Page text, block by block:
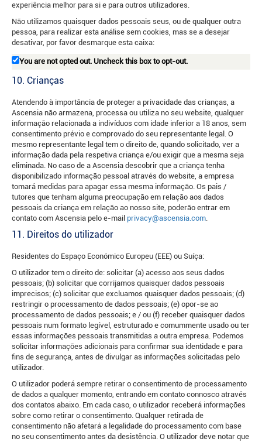
experiência melhor para si e para outros utilizadores.
Não utilizamos quaisquer dados pessoais seus, ou de qualquer outra
pessoa, para realizar esta análise sem cookies, mas se a desejar
desativar, por favor desmarque esta caixa:
You are not opted out. Uncheck this box to opt-out.
10. Crianças
Atendendo à importância de proteger a privacidade das crianças, a
Ascensia não armazena, processa ou utiliza no seu website, qualquer
informação relacionada a indivíduos com idade inferior a 18 anos, sem
consentimento prévio e comprovado do seu representante legal. O
mesmo representante legal tem o direito de, quando solicitado, ver a
informação dada pela respetiva criança e/ou exigir que a mesma seja
eliminada. No caso de a Ascensia descobrir que a criança tenha
disponibilizado informação pessoal através do website, a empresa
tomará medidas para apagar essa mesma informação. Os pais /
tutores que tenham alguma preocupação em relação aos dados
pessoais da criança em relação ao nosso site, poderão entrar em
contato com Ascensia pelo e-mail privacy@ascensia.com.
11. Direitos do utilizador
Residentes do Espaço Económico Europeu (EEE) ou Suíça:
O utilizador tem o direito de: solicitar (a) acesso aos seus dados
pessoais; (b) solicitar que corrijamos quaisquer dados pessoais
imprecisos; (c) solicitar que excluamos quaisquer dados pessoais; (d)
restringir o processamento de dados pessoais; (e) opor-se ao
processamento de dados pessoais; e / ou (f) receber quaisquer dados
pessoais num formato legível, estruturado e comummente usado ou ter
essas informações pessoais transmitidas a outra empresa. Podemos
solicitar informações adicionais para confirmar sua identidade e para
fins de segurança, antes de divulgar as informações solicitadas pelo
utilizador.
O utilizador poderá sempre retirar o consentimento de processamento
de dados a qualquer momento, entrando em contato connosco através
dos contatos abaixo. Em cada caso, o utilizador receberá informações
sobre como retirar o consentimento. Qualquer retirada de
consentimento não afetará a legalidade do processamento com base
no seu consentimento antes da desistência. O utilizador deve notar que